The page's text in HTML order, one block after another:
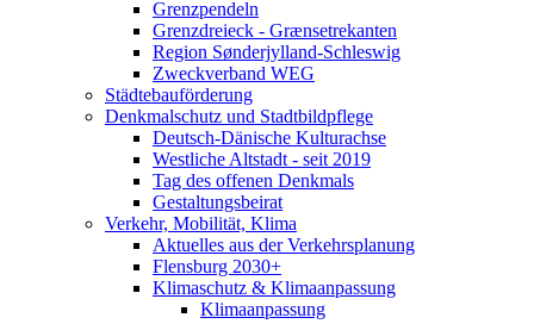
Grenzpendeln
Grenzdreieck - Grænsetrekanten
Region Sønderjylland-Schleswig
Zweckverband WEG
Städtebauförderung
Denkmalschutz und Stadtbildpflege
Deutsch-Dänische Kulturachse
Westliche Altstadt - seit 2019
Tag des offenen Denkmals
Gestaltungsbeirat
Verkehr, Mobilität, Klima
Aktuelles aus der Verkehrsplanung
Flensburg 2030+
Klimaschutz & Klimaanpassung
Klimaanpassung